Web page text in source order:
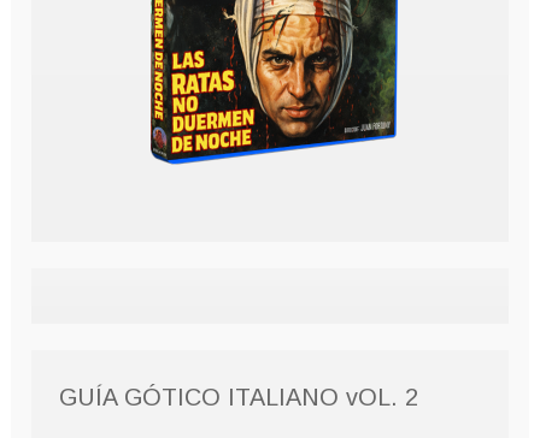
GUÍA GÓTICO ITALIANO vOL. 2